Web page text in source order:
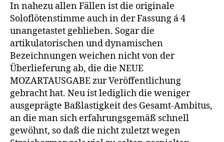
In nahezu allen Fällen ist die originale
Soloflötenstimme auch in der Fassung á 4
unangetastet geblieben. Sogar die
artikulatorischen und dynamischen
Bezeichnungen weichen nicht von der
Überlieferung ab, die die NEUE
MOZARTAUSGABE zur Veröffentlichung
gebracht hat. Neu ist lediglich die weniger
ausgeprägte Baßlastigkeit des Gesamt-Ambitus,
an die man sich erfahrungsgemäß schnell
gewöhnt, so daß die nicht zuletzt wegen